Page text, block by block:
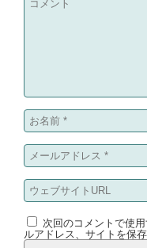
次回のコメントで使
ルアドレス、サイトを保存